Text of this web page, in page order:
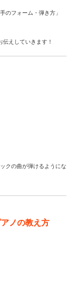
のフォーム・弾き方」
伝えしていきます！
クの曲が弾けるようにな
ノの教え方